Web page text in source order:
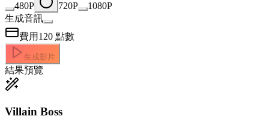
480P
720P
1080P
生成音訊
費用 120 點數
生成影片
結果預覽
Villain Boss